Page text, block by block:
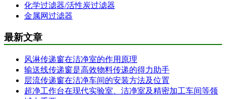
化学过滤器/活性炭过滤器
金属网过滤器
最新文章
风淋传递窗在洁净室的作用原理
输送线传递窗是高效物料传递的得力助手
层流传递窗在洁净车间的安装方法及位置
超净工作台在现代实验室、洁净室及精密加工车间等领